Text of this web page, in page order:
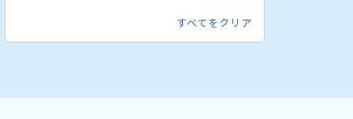
すべてをクリア